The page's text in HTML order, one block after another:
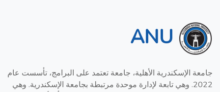
ANU
جامعة الإسكندرية الأهلية، جامعة تعتمد على البرامج، تأسست عام
2022. وهي تابعة لإدارة موحدة مرتبطة بجامعة الإسكندرية. وهي